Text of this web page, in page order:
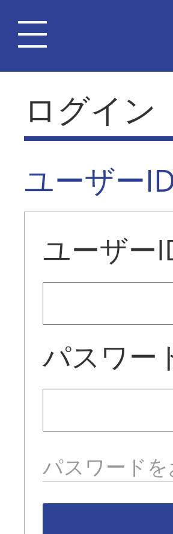
ログイン
ユーザー
ユーザー
パスワー
パスワード